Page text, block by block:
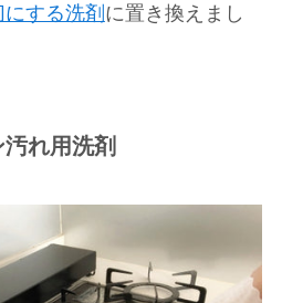
する洗剤 に置き換えまし
れ用洗剤